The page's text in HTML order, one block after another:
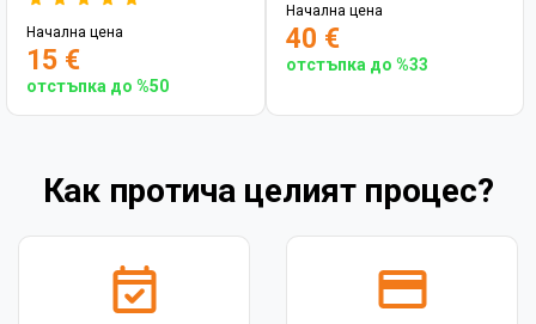
Начална цена
15 €
отстъпка до %50
Начална цена
40 €
отстъпка до %33
Как протича целият процес?